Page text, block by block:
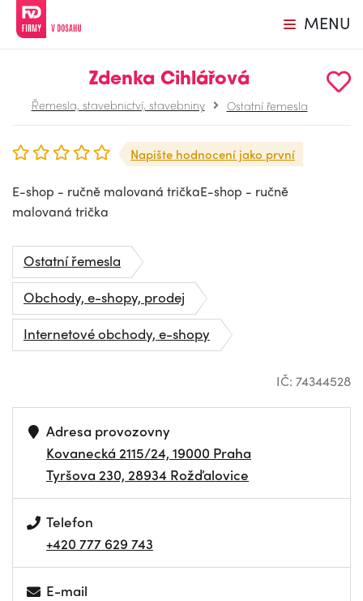
MENU
Zdenka Cihlářová
Řemesla, stavebnictví, stavebniny Ostatní řemesla
Napište hodnocení jako první
E-shop - ručně malovaná tričkaE-shop - ručně
malovaná trička
Ostatní řemesla
Obchody, e-shopy, prodej
Internetové obchody, e-shopy
IČ: 74344528
Adresa provozovny
Kovanecká 2115/24, 19000 Praha
Tyršova 230, 28934 Rožďalovice
Telefon
+420 777 629 743
E-mail